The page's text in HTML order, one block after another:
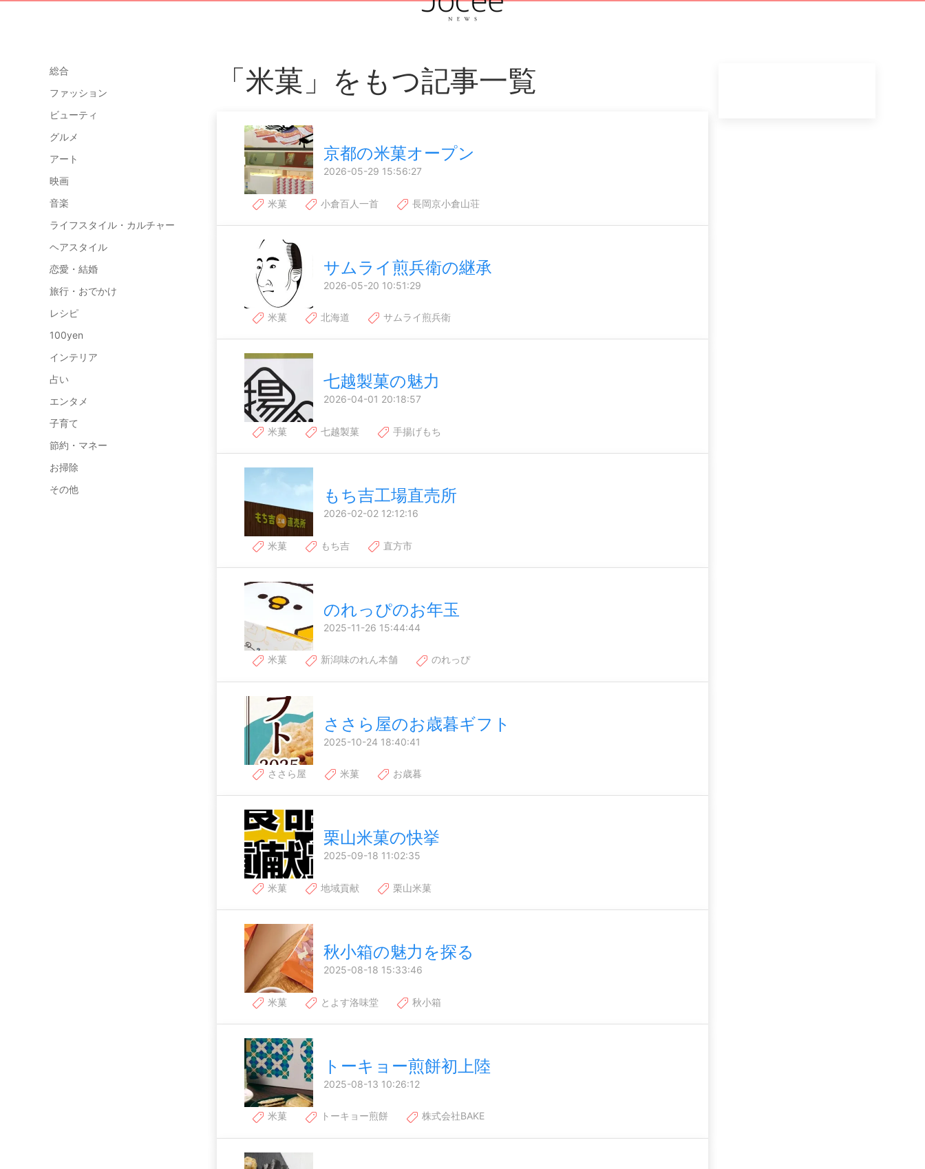
総合
ファッション
ビューティ
グルメ
アート
映画
音楽
ライフスタイル・カルチャー
ヘアスタイル
恋愛・結婚
旅行・おでかけ
レシピ
100yen
インテリア
占い
エンタメ
子育て
節約・マネー
お掃除
その他
「米菓」をもつ記事一覧
京都の米菓オープン
2026-05-29 15:56:27
米菓 小倉百人一首 長岡京小倉山荘
サムライ煎兵衛の継承
2026-05-20 10:51:29
米菓 北海道 サムライ煎兵衛
七越製菓の魅力
2026-04-01 20:18:57
米菓 七越製菓 手揚げもち
もち吉工場直売所
2026-02-02 12:12:16
米菓 もち吉 直方市
のれっぴのお年玉
2025-11-26 15:44:44
米菓 新潟味のれん本舗 のれっぴ
ささら屋のお歳暮ギフト
2025-10-24 18:40:41
ささら屋 米菓 お歳暮
栗山米菓の快挙
2025-09-18 11:02:35
米菓 地域貢献 栗山米菓
秋小箱の魅力を探る
2025-08-18 15:33:46
米菓 とよす洛味堂 秋小箱
トーキョー煎餅初上陸
2025-08-13 10:26:12
米菓 トーキョー煎餅 株式会社BAKE